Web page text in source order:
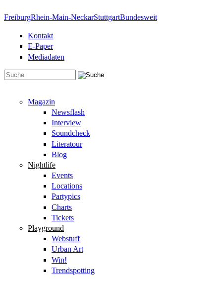
FreiburgRhein-Main-NeckarStuttgartBundesweit
Kontakt
E-Paper
Mediadaten
Magazin
Newsflash
Interview
Soundcheck
Literatour
Blog
Nightlife
Events
Locations
Partypics
Charts
Tickets
Playground
Webstuff
Urban Art
Win!
Trendspotting